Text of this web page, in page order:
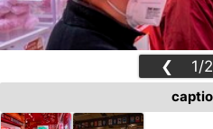
❮ 1/2